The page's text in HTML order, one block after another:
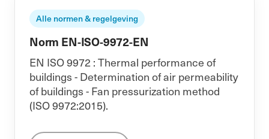
Alle normen & regelgeving
Norm EN-ISO-9972-EN
EN ISO 9972 : Thermal performance of
buildings - Determination of air permeability
of buildings - Fan pressurization method
(ISO 9972:2015).